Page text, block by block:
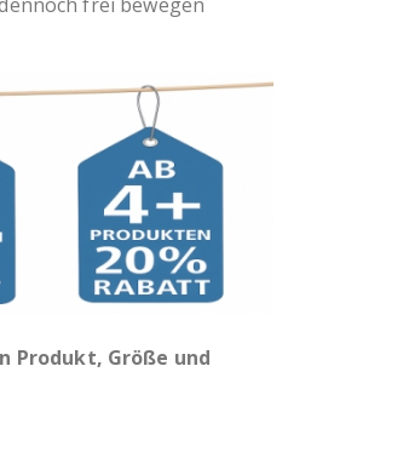
Produkt, Größe und